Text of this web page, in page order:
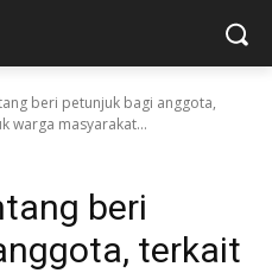
beri petunjuk bagi anggota,
warga masyarakat...
beri
terkait